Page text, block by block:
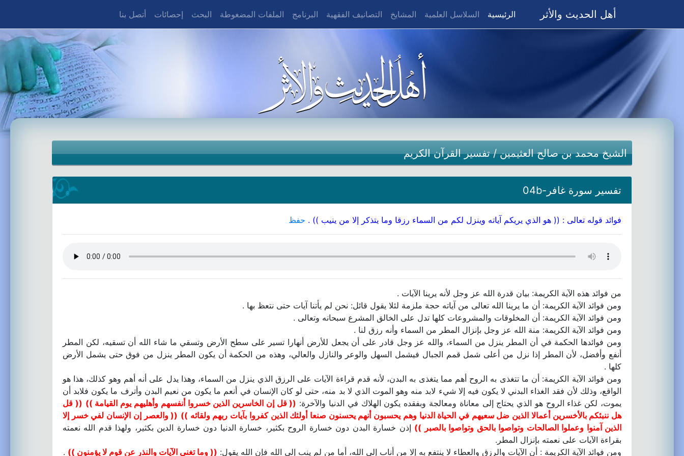
أهل الحديث والأثر الرئيسية السلاسل العلمية المشايخ التصانيف الفقهية البرنامج الملفات المضغوطة البحث إحصائات أتصل بنا
الشيخ محمد بن صالح العثيمين/تفسير القرآن الكريم
تفسير سورة غافر-04b
فوائد قوله تعالى : (( هو الذي يريكم آياته وينزل لكم من السماء رزقا وما يتذكر إلا من ينيب )) . حفظ
من فوائد هذه الآية الكريمة: بيان قدرة الله عز وجل لأنه يرينا الآيات .
ومن فوائد الآية الكريمة: أن ما يرينا الله تعالى من آياته حجة ملزمة لئلا يقول قائل: نحن لم يأتنا آيات حتى نتعظ بها .
ومن فوائد الآية الكريمة: أن المخلوقات والمشروعات كلها تدل على الخالق المشرع سبحانه وتعالى .
ومن فوائد الآية الكريمة: منة الله عز وجل بإنزال المطر من السماء وأنه رزق لنا .
ومن فوائدها الحكمة في أن المطر ينزل من السماء، والله عز وجل قادر على أن يجعل للأرض أنهارا تسير على سطح الأرض وتسقي ما شاء الله أن تسقيه، لكن المطر
أنفع وأفضل، لأن المطر إذا نزل من أعلى شمل قمم الجبال فيشمل السهل والوعر والنازل والعالي، وهذه من الحكمة أن يكون المطر ينزل من فوق حتى يشمل الأرض
كلها .
ومن فوائد الآية الكريمة: أن ما تتغذى به الروح أهم مما يتغذى به البدن، لأنه قدم قراءة الآيات على الرزق الذي ينزل من السماء، وهذا يدل على أنه أهم وهو كذلك، هذا هو
الواقع، وذلك لأن فقد الغذاء البدني لا يكون فيه إلا شيء لابد منه وهو الموت الذي لا بد منه، حتى لو كان الإنسان في أنعم ما يكون من نعيم البدن وأترف ما يكون فلابد أن
يموت، لكن غذاء الروح هو الذي يحتاج إلى معاناة ومعالجة وبفقده يكون الهلاك في الدنيا والآخرة: (( قل إن الخاسرين الذين خسروا أنفسهم وأهليهم يوم القيامة )) (( قل
هل ننبئكم بالأخسرين أعمالا الذين ضل سعيهم في الحياة الدنيا وهم يحسبون أنهم يحسنون صنعا أولئك الذين كفروا بآيات ربهم ولقائه )) (( والعصر إن الإنسان لفي خسر إلا
الذين آمنوا وعملوا الصالحات وتواصوا بالحق وتواصوا بالصبر )) إذن خسارة البدن دون خسارة الروح بكثير، خسارة الدنيا دون خسارة الدين بكثير، ولهذا قدم الله نعمته
بقراءة الآيات على نعمته بإنزال المطر.
ومن فوائد الآية الكريمة : أن الآيات والرزق والعطاء لا ينتفع به إلا من أناب إلى الله، أما من لم ينب إلى الله فإن الله يقول: (( وما تغني الآيات والنذر عن قوم لا يؤمنون )) .